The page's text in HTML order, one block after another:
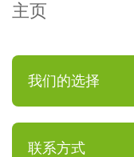
主页
我们的选择
联系方式